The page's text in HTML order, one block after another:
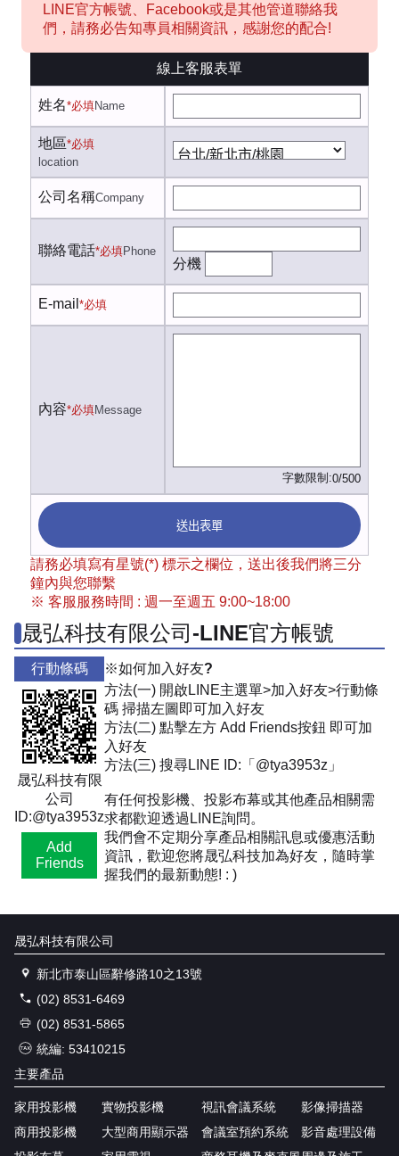
LINE官方帳號、Facebook或是其他管道聯絡我
們，請務必告知專員相關資訊，感謝您的配合!
線上客服表單
姓名*必填Name
地區*必填
location
公司名稱Company
聯絡電話*必填Phone
分機
E-mail *必填
內容*必填Message
字數限制:0/500
送出表單
請務必填寫有星號(*) 標示之欄位，送出後我們將三分
鐘內與您聯繫
※ 客服服務時間 : 週一至週五 9:00~18:00
晟弘科技有限公司-LINE官方帳號
行動條碼
晟弘科技有限
公司
ID:@tya3953z
Add
Friends
※如何加入好友?
方法(一) 開啟LINE主選單>加入好友>行動條
碼 掃描左圖即可加入好友
方法(二) 點擊左方 Add Friends按鈕 即可加
入好友
方法(三) 搜尋LINE ID:「@tya3953z」
有任何投影機、投影布幕或其他產品相關需
求都歡迎透過LINE詢問。
我們會不定期分享產品相關訊息或優惠活動
資訊，歡迎您將晟弘科技加為好友，隨時掌
握我們的最新動態! : )
晟弘科技有限公司
新北市泰山區辭修路10之13號
(02) 8531-6469
(02) 8531-5865
統編: 53410215
主要產品
家用投影機
商用投影機
實物投影機
大型商用顯示器
視訊會議系統
會議室預約系統
影像掃描器
影音處理設備